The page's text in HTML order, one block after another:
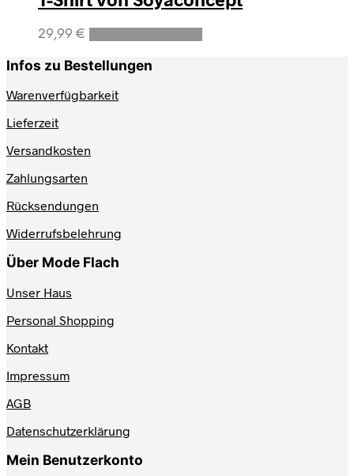
29,99 €
Dieses
Infos zu Bestellungen
Warenverfügbarkeit
Lieferzeit
Versandkosten
Zahlungsarten
Rücksendungen
Widerrufsbelehrung
Über Mode Flach
Unser Haus
Personal Shopping
Kontakt
Impressum
AGB
Datenschutzerklärung
Mein Benutzerkonto